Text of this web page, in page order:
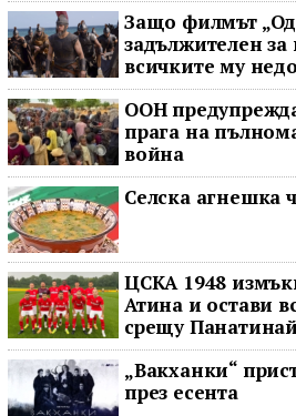
Защо филмът
задължителен за
всичките му
ООН
прага на
война
Селска агнешка
ЦСКА 1948
Атина и остави
срещу
„Вакханки“
през есента